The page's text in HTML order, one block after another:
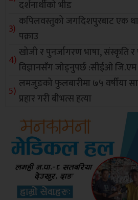
दर्शनार्थीको भीड
कपिलवस्तुको जगदिशपुरबाट एक
पक्राउ
खोजी र पुनर्जागरण भाषा, संस्कृति
विज्ञानसँग जोड्नुपर्छ :सीईओ जि.एम
लमजुङको फुलबारीमा ७५ वर्षीया
प्रहार गरी बीभत्स हत्या